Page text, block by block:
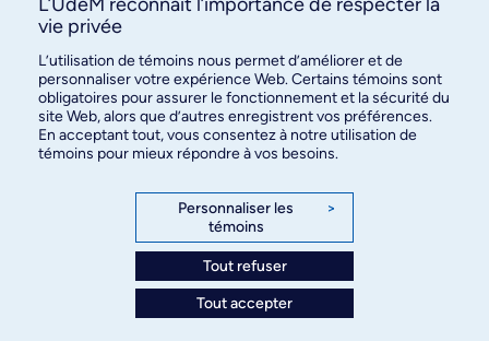
des relations publiques
3744, rue Jean-Brillant, bureau 490
Montréal (Québec) H3T 1P1
vie privée
L’utilisation de témoins nous permet d’améliorer et de
personnaliser votre expérience Web. Certains témoins sont
obligatoires pour assurer le fonctionnement et la sécurité du
site Web, alors que d’autres enregistrent vos préférences.
En acceptant tout, vous consentez à notre utilisation de
témoins pour mieux répondre à vos besoins.
Personnaliser les
témoins
>
Tout refuser
Tout accepter